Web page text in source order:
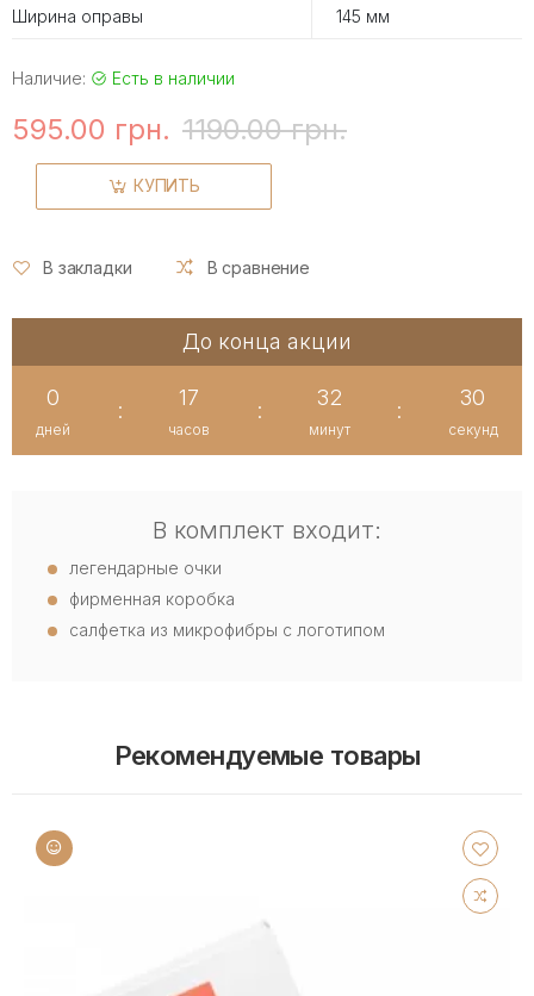
Ширина оправы 145 мм
Наличие: Есть в наличии
595.00 грн. 1190.00 грн.
КУПИТЬ
В закладки В сравнение
До конца акции
0
дней
:
17
часов
:
32
минут
:
30
секунд
В комплект входит:
легендарные очки
фирменная коробка
салфетка из микрофибры с логотипом
Рекомендуемые товары